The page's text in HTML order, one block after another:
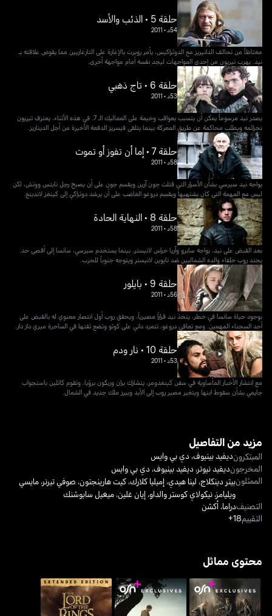
حلقة 5 • الذئب والأسد
54د •
2011
مغتاظاً من تحالف الدانيريز مع الدوثراكيس، يأمر روبرت بالإغارة على التارغاريين مما يقوض علاقته بـ
نيد. يهرب تيريون من إحدى المواجهات ليجد نفسه أمام مواجهة أخرى.
حلقة 6 • تاج ذهبي
53د •
2011
يصدر نيد مرسوماً يمكن أن يتسبب بعواقب وخيمة على المماليك الـ 7. في هذه الأثناء، يعترف تيريون
بجرائمه ويطلب محاكمة عن طريق المعركة بينما يتلقى فيسريز الدفعة الأخيرة من أجل الديناريز.
حلقة 7 • إما أن تفوز أو تموت
58د •
2011
يواجه نيد سيرسي بشأن الأسرار التي قتلت جون آرين ويقسم جون على أن يصبح رجل نايتس ووتش، لكن
ليس مع المهمة التي كان يشتهيها ويقسم دروغو الغاضب على أن يرشد دوثراكي إلى كينغز لاندينغ.
حلقة 8 • النهاية الحادة
58د •
2011
بعد القبض على نيد، يواجه سابرو وآريا حراس لانيستر، بينما يستخدم سيرسي، سانسا إلى أقصى حد.
يجند روب حلفاء والده الشماليين ضد تايوين لانيستر ويتوجه جنوباً للحرب.
حلقة 9 • بايلور
56د •
2011
بوجود حياة سانسا في خطر، يتخذ نيد قراراً مصيرياً، ويحقق روب أول انتصار معنوي له بالقبض على
أحد السجناء المهمين. ومع تعافي دروغو، تتمرد داني على كوثو وتضع ثقتها في الساحرة ميري داز دار.
حلقة 10 • نار ودم
53د •
2011
مع انتشار الأخبار المأساوية في سفن كينغدومز، يتشارك بران وريكون برؤيا، وتقوم كاتلين باستجواب
جايمي بشأن سقوط ابنها ويتغير مصير روب إلى الأبد ويبرز ملك جديد في الشمال.
مزيد من التفاصيل
المبتكرونديفيد بينيوف، دي بي وايس
المخرجونديفيد نيوتر، ديفيد بينيوف، دي بي وايس
الممثلونبيتر دينكلاج، لينا هيدي، إميليا كلارك،كيت هارينجتون، صوفي تيرنر،مايسي
ويليامز،نيكولاي كوستر والداو، إيان غلين،ميغيل سابوشنك
التصنيفدراما،أكشن
التقييم18+
محتوى مماثل